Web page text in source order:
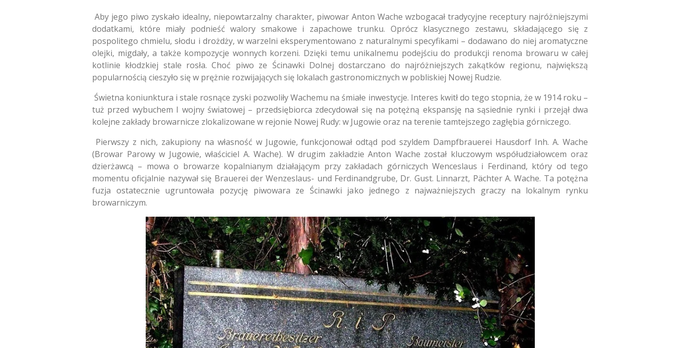
Aby jego piwo zyskało idealny, niepowtarzalny charakter, piwowar Anton Wache wzbogacał tradycyjne receptury najróżniejszymi
dodatkami, które miały podnieść walory smakowe i zapachowe trunku. Oprócz klasycznego zestawu, składającego się z
pospolitego chmielu, słodu i drożdży, w warzelni eksperymentowano z naturalnymi specyfikami – dodawano do niej aromatyczne
olejki, migdały, a także kompozycje wonnych korzeni. Dzięki temu unikalnemu podejściu do produkcji renoma browaru w całej
kotlinie kłodzkiej stale rosła. Choć piwo ze Ścinawki Dolnej dostarczano do najróżniejszych zakątków regionu, największą
popularnością cieszyło się w prężnie rozwijających się lokalach gastronomicznych w pobliskiej Nowej Rudzie.
Świetna koniunktura i stale rosnące zyski pozwoliły Wachemu na śmiałe inwestycje. Interes kwitł do tego stopnia, że w 1914 roku –
tuż przed wybuchem I wojny światowej – przedsiębiorca zdecydował się na potężną ekspansję na sąsiednie rynki i przejął dwa
kolejne zakłady browarnicze zlokalizowane w rejonie Nowej Rudy: w Jugowie oraz na terenie tamtejszego zagłębia górniczego.
Pierwszy z nich, zakupiony na własność w Jugowie, funkcjonował odtąd pod szyldem Dampfbrauerei Hausdorf Inh. A. Wache
(Browar Parowy w Jugowie, właściciel A. Wache). W drugim zakładzie Anton Wache został kluczowym współudziałowcem oraz
dzierżawcą – mowa o browarze kopalnianym działającym przy zakładach górniczych Wenceslaus i Ferdinand, który od tego
momentu oficjalnie nazywał się Brauerei der Wenzeslaus- und Ferdinandgrube, Dr. Gust. Linnarzt, Pächter A. Wache. Ta potężna
fuzja ostatecznie ugruntowała pozycję piwowara ze Ścinawki jako jednego z najważniejszych graczy na lokalnym rynku
browarniczym.